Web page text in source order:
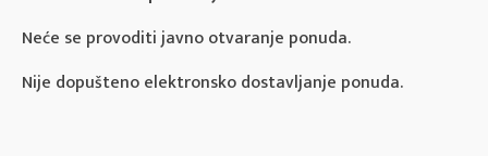
Neće se provoditi javno otvaranje ponuda.
Nije dopušteno elektronsko dostavljanje ponuda.